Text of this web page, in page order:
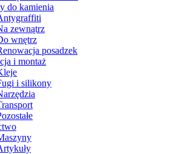
do kamienia
zewnątrz
wnętrz
posadzek
i montaż
i silikony